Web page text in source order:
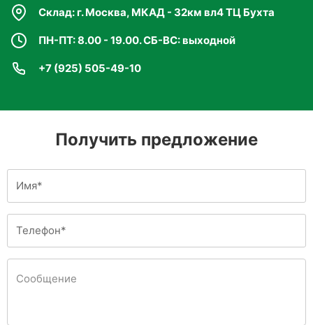
Склад: г. Москва, МКАД - 32км вл4 ТЦ Бухта
ПН-ПТ: 8.00 - 19.00. СБ-ВС: выходной
+7 (925) 505-49-10
Получить предложение